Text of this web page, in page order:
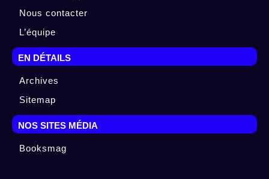
Nous contacter
L’équipe
EN DÉTAILS
Archives
Sitemap
NOS SITES MÉDIA
Booksmag